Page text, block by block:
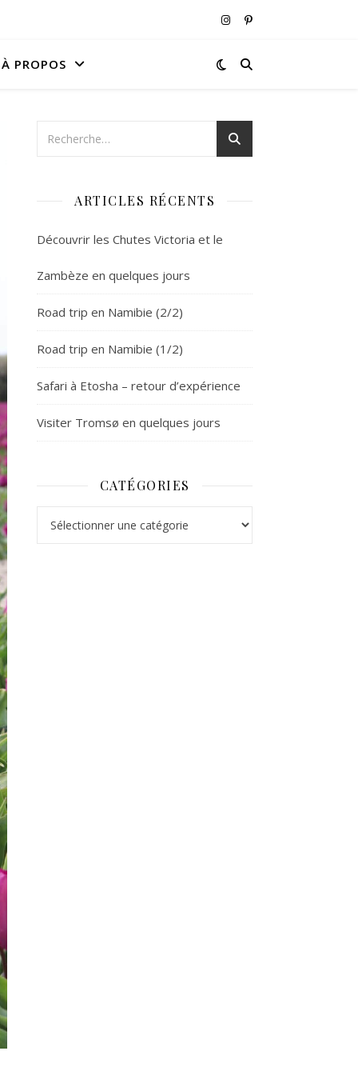
À PROPOS
ARTICLES RÉCENTS
Découvrir les Chutes Victoria et le
Zambèze en quelques jours
Road trip en Namibie (2/2)
Road trip en Namibie (1/2)
Safari à Etosha – retour d’expérience
Visiter Tromsø en quelques jours
CATÉGORIES